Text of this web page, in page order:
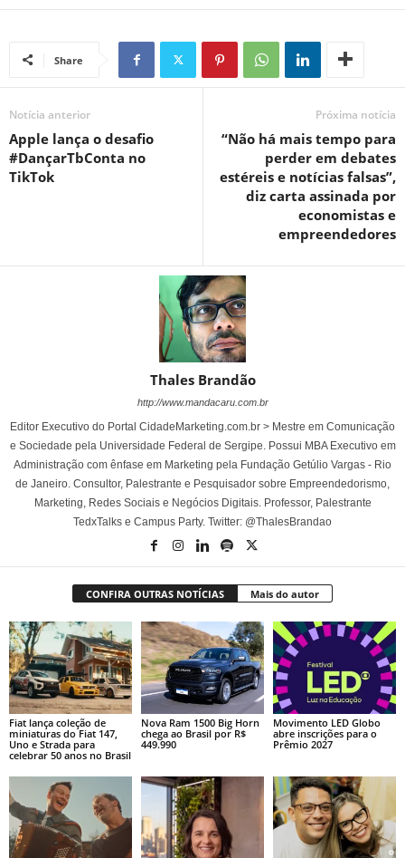
Share
Notícia anterior
Apple lança o desafio
#DançarTbConta no
TikTok
Próxima notícia
“Não há mais tempo para
perder em debates
estéreis e notícias falsas”,
diz carta assinada por
economistas e
empreendedores
Thales Brandão
http://www.mandacaru.com.br
Editor Executivo do Portal CidadeMarketing.com.br > Mestre em Comunicação
e Sociedade pela Universidade Federal de Sergipe. Possui MBA Executivo em
Administração com ênfase em Marketing pela Fundação Getúlio Vargas - Rio
de Janeiro. Consultor, Palestrante e Pesquisador sobre Empreendedorismo,
Marketing, Redes Sociais e Negócios Digitais. Professor, Palestrante
TedxTalks e Campus Party. Twitter: @ThalesBrandao
CONFIRA OUTRAS NOTÍCIAS Mais do autor
Fiat lança coleção de
miniaturas do Fiat 147,
Uno e Strada para
celebrar 50 anos no Brasil
Nova Ram 1500 Big Horn
chega ao Brasil por R$
449.990
Movimento LED Globo
abre inscrições para o
Prêmio 2027